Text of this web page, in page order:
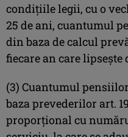
condiţiile legii, cu o
25 de ani, cuantumul
din baza de calcul
fiecare an care lipseşte
(3) Cuantumul
baza prevederilor art.
proporţional cu